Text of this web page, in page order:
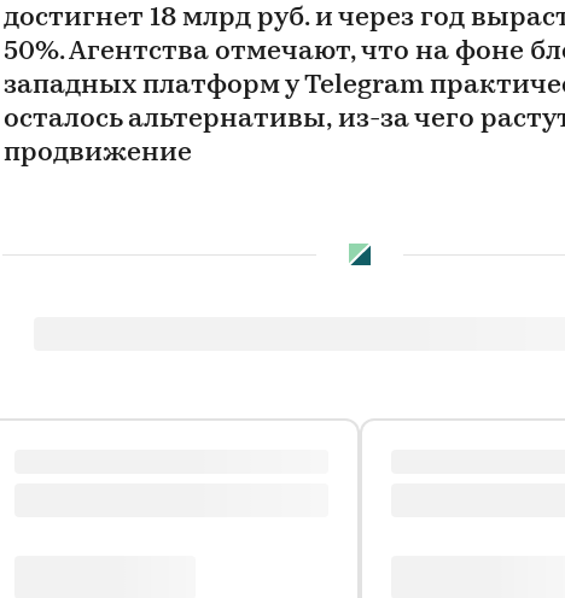
достигнет 18 млрд руб. и через год
50%. Агентства отмечают, что на фоне
западных платформ у Telegram
осталось альтернативы, из-за чего
продвижение